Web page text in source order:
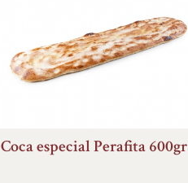
Coca especial Perafita 600gr